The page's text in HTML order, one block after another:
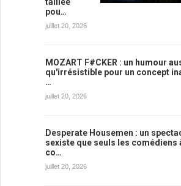
pou…
juillet 20, 2026
MOZART F#CKER : un humour
qu'irrésistible pour un concept
…
juillet 20, 2026
Desperate Housemen : un
sexiste que seuls les comédiens
co…
juillet 20, 2026